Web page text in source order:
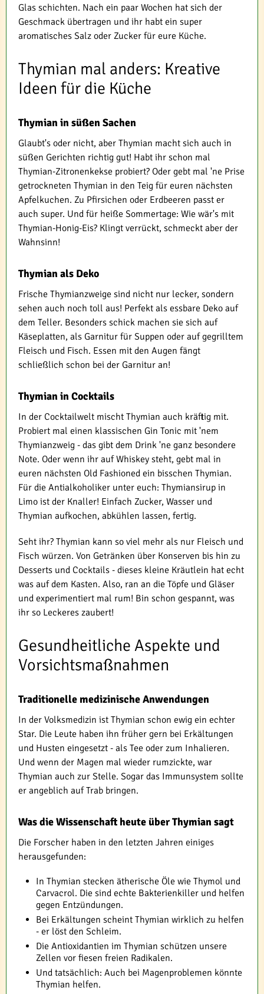
Glas schichten. Nach ein paar Wochen hat sich der
Geschmack übertragen und ihr habt ein super
aromatisches Salz oder Zucker für eure Küche.
Thymian mal anders: Kreative
Ideen für die Küche
Thymian in süßen Sachen
Glaubt's oder nicht, aber Thymian macht sich auch in
süßen Gerichten richtig gut! Habt ihr schon mal
Thymian-Zitronenkekse probiert? Oder gebt mal 'ne Prise
getrockneten Thymian in den Teig für euren nächsten
Apfelkuchen. Zu Pfirsichen oder Erdbeeren passt er
auch super. Und für heiße Sommertage: Wie wär's mit
Thymian-Honig-Eis? Klingt verrückt, schmeckt aber der
Wahnsinn!
Thymian als Deko
Frische Thymianzweige sind nicht nur lecker, sondern
sehen auch noch toll aus! Perfekt als essbare Deko auf
dem Teller. Besonders schick machen sie sich auf
Käseplatten, als Garnitur für Suppen oder auf gegrilltem
Fleisch und Fisch. Essen mit den Augen fängt
schließlich schon bei der Garnitur an!
Thymian in Cocktails
In der Cocktailwelt mischt Thymian auch kräftig mit.
Probiert mal einen klassischen Gin Tonic mit 'nem
Thymianzweig - das gibt dem Drink 'ne ganz besondere
Note. Oder wenn ihr auf Whiskey steht, gebt mal in
euren nächsten Old Fashioned ein bisschen Thymian.
Für die Antialkoholiker unter euch: Thymiansirup in
Limo ist der Knaller! Einfach Zucker, Wasser und
Thymian aufkochen, abkühlen lassen, fertig.
Seht ihr? Thymian kann so viel mehr als nur Fleisch und
Fisch würzen. Von Getränken über Konserven bis hin zu
Desserts und Cocktails - dieses kleine Kräutlein hat echt
was auf dem Kasten. Also, ran an die Töpfe und Gläser
und experimentiert mal rum! Bin schon gespannt, was
ihr so Leckeres zaubert!
Gesundheitliche Aspekte und
Vorsichtsmaßnahmen
Traditionelle medizinische Anwendungen
In der Volksmedizin ist Thymian schon ewig ein echter
Star. Die Leute haben ihn früher gern bei Erkältungen
und Husten eingesetzt - als Tee oder zum Inhalieren.
Und wenn der Magen mal wieder rumzickte, war
Thymian auch zur Stelle. Sogar das Immunsystem sollte
er angeblich auf Trab bringen.
Was die Wissenschaft heute über Thymian sagt
Die Forscher haben in den letzten Jahren einiges
herausgefunden:
In Thymian stecken ätherische Öle wie Thymol und
Carvacrol. Die sind echte Bakterienkiller und helfen
gegen Entzündungen.
Bei Erkältungen scheint Thymian wirklich zu helfen
- er löst den Schleim.
Die Antioxidantien im Thymian schützen unsere
Zellen vor fiesen freien Radikalen.
Und tatsächlich: Auch bei Magenproblemen könnte
Thymian helfen.